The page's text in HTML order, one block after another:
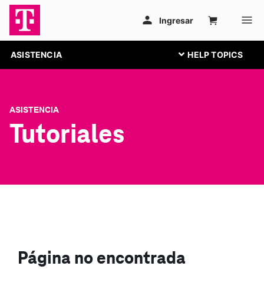
ASISTENCIA
ASISTENCIA
Tutoriales